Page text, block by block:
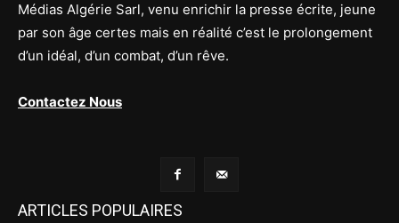
Médias Algérie Sarl, venu enrichir la presse écrite, jeune
par son âge certes mais en réalité c’est le prolongement
d’un idéal, d’un combat, d’un rêve.
Contactez Nous
ARTICLES POPULAIRES